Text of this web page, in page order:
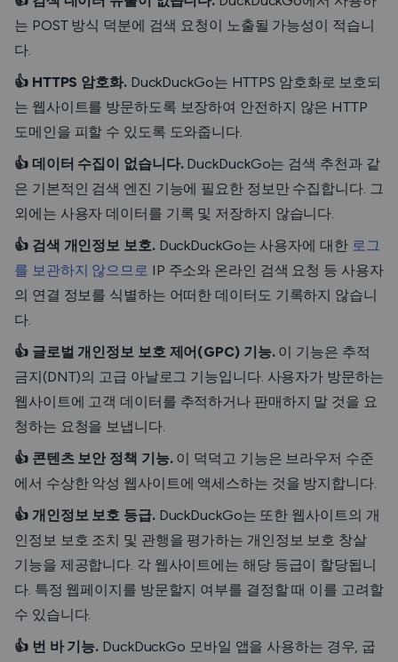
는 POST 방식 덕분에 검색 요청이 노출될 가능성이 적습니
다.
👍 HTTPS 암호화. DuckDuckGo는 HTTPS 암호화로 보호되
는 웹사이트를 방문하도록 보장하여 안전하지 않은 HTTP
도메인을 피할 수 있도록 도와줍니다.
👍 데이터 수집이 없습니다. DuckDuckGo는 검색 추천과 같
은 기본적인 검색 엔진 기능에 필요한 정보만 수집합니다. 그
외에는 사용자 데이터를 기록 및 저장하지 않습니다.
👍 검색 개인정보 보호. DuckDuckGo는 사용자에 대한 로그
를 보관하지 않으므로 IP 주소와 온라인 검색 요청 등 사용자
의 연결 정보를 식별하는 어떠한 데이터도 기록하지 않습니
다.
👍 글로벌 개인정보 보호 제어(GPC) 기능. 이 기능은 추적
금지(DNT)의 고급 아날로그 기능입니다. 사용자가 방문하는
웹사이트에 고객 데이터를 추적하거나 판매하지 말 것을 요
청하는 요청을 보냅니다.
👍 콘텐츠 보안 정책 기능. 이 덕덕고 기능은 브라우저 수준
에서 수상한 악성 웹사이트에 액세스하는 것을 방지합니다.
👍 개인정보 보호 등급. DuckDuckGo는 또한 웹사이트의 개
인정보 보호 조치 및 관행을 평가하는 개인정보 보호 창살
기능을 제공합니다. 각 웹사이트에는 해당 등급이 할당됩니
다. 특정 웹페이지를 방문할지 여부를 결정할 때 이를 고려할
수 있습니다.
👍 번 바 기능. DuckDuckGo 모바일 앱을 사용하는 경우, 굽